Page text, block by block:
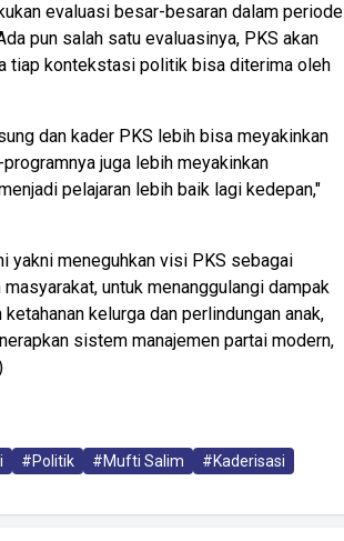
evaluasi besar-besaran dalam periode
pun salah satu evaluasinya, PKS akan
tiap kontekstasi politik bisa diterima oleh
dan kader PKS lebih bisa meyakinkan
juga lebih meyakinkan
pelajaran lebih baik lagi kedepan,"
yakni meneguhkan visi PKS sebagai
untuk menanggulangi dampak
kelurga dan perlindungan anak,
sistem manajemen partai modern,
#Politik #Mufti Salim
#Kaderisasi